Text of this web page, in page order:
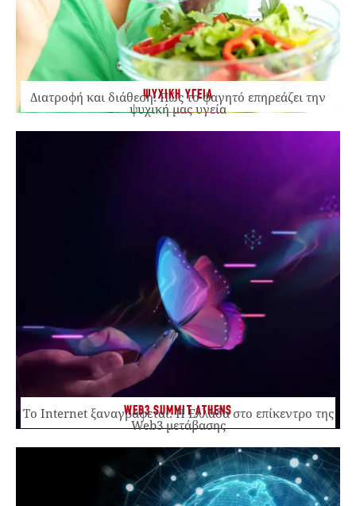
ΨΥΧΙΚΗ ΥΓΕΙΑ
Διατροφή και διάθεση: Πώς το φαγητό επηρεάζει την
ψυχική μας υγεία
WEB3 SUMMIT ATHENS
Το Internet ξαναγράφεται. Η Ελλάδα στο επίκεντρο της
Web3 μετάβασης